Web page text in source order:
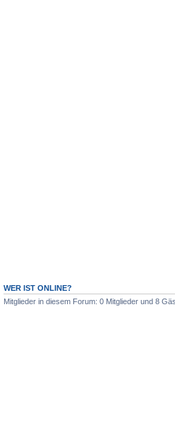
WER IST ONLINE?
Mitglieder in diesem Forum: 0 Mitglieder und 8